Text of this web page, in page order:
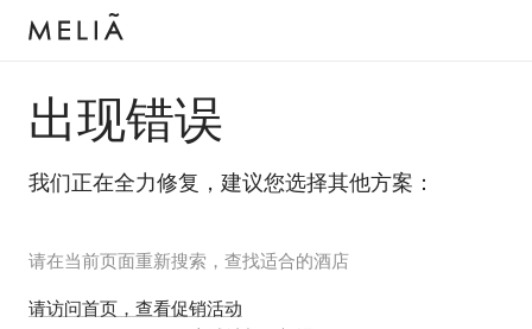
出现错误
我们正在全力修复，建议您选择其他方案：
请在当前页面重新搜索，查找适合的酒店
请访问首页，查看促销活动